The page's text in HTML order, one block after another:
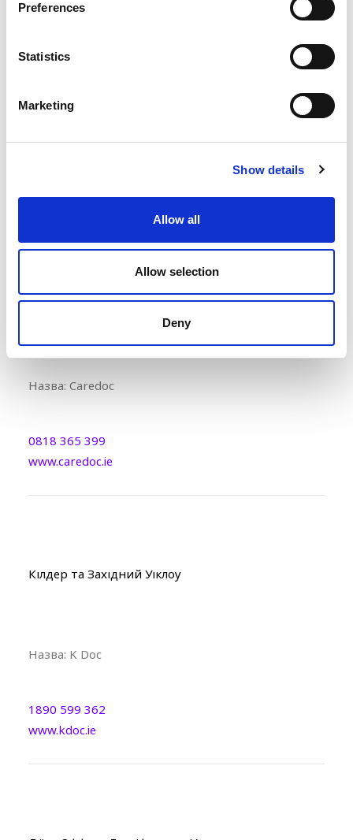
Preferences
Statistics
Marketing
Show details
Allow all
Allow selection
Deny
Назва:
Північний Літрім, Слайго, Західний Каван
Назва: Caredoc
0818 365 399
www.caredoc.ie
Кілдер та Західний Уіклоу
Назва: K Doc
1890 599 362
www.kdoc.ie